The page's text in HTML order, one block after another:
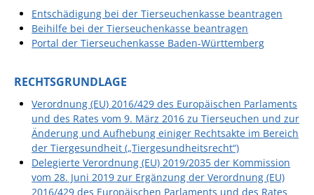
Entschädigung bei der Tierseuchenkasse beantragen
Beihilfe bei der Tierseuchenkasse beantragen
Portal der Tierseuchenkasse Baden-Württemberg
RECHTSGRUNDLAGE
Verordnung (EU) 2016/429 des Europäischen Parlaments
und des Rates vom 9. März 2016 zu Tierseuchen und zur
Änderung und Aufhebung einiger Rechtsakte im Bereich
der Tiergesundheit („Tiergesundheitsrecht“)
Delegierte Verordnung (EU) 2019/2035 der Kommission
vom 28. Juni 2019 zur Ergänzung der Verordnung (EU)
2016/429 des Europäischen Parlaments und des Rates